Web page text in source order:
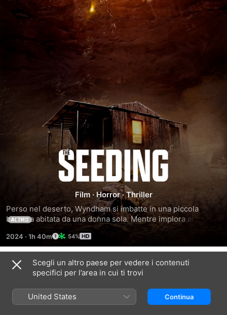
The
Seeding
Film · Horror ·Thriller
Perso nel deserto, Wyndham si imbatte in una piccola
baracca abitata da una donna sola. Mentre implora aiuto, si
rende presto conto che entrambi sono diventati il giocattolo
di un gruppo di adolescenti sadici e violenti.
ALTRO
2024 · 1h 40m 54%
Trailer
Scegli un altro paese per vedere i contenuti
specifici per l’area in cui ti trovi
United States Continua